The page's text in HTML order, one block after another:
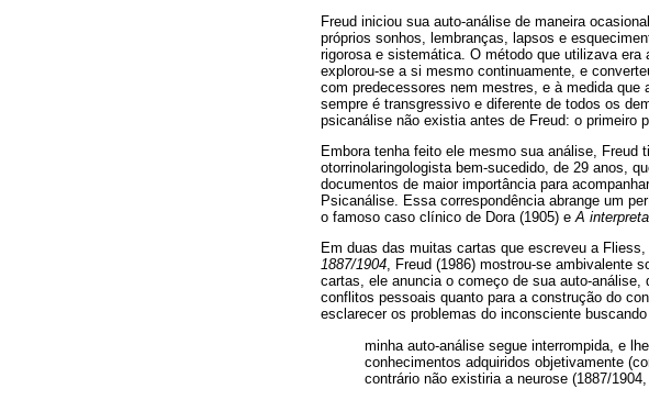
Freud iniciou sua auto-análise de maneira
próprios sonhos, lembranças, lapsos e
rigorosa e sistemática. O método que utilizava
explorou-se a si mesmo continuamente, e
com predecessores nem mestres, e à medida que
sempre é transgressivo e diferente de todos os
psicanálise não existia antes de Freud: o primeiro
Embora tenha feito ele mesmo sua análise,
otorrinolaringologista bem-sucedido, de 29 anos,
documentos de maior importância para
Psicanálise. Essa correspondência abrange um
o famoso caso clínico de Dora (1905) eA
Em duas das muitas cartas que escreveu a
1887/1904, Freud (1986) mostrou-se ambivalente
cartas, ele anuncia o começo de sua auto-
conflitos pessoais quanto para a construção do
esclarecer os problemas do inconsciente
minha auto-análise segue interrompida, e
conhecimentos adquiridos objetivamente
contrário não existiria a neurose (1887/1904,